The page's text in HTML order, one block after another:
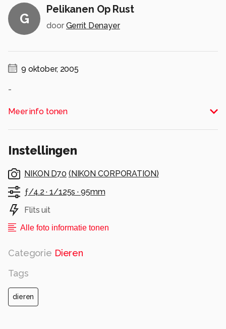
G
Pelikanen Op Rust
door Gerrit Denayer
9 oktober, 2005
-
Alle rechten voorbehouden
Meer info tonen
Instellingen
NIKON D70 (NIKON CORPORATION)
ƒ/4.2 ·1/125s · 95mm
Flits uit
Alle foto informatie tonen
Categorie Dieren
Tags
dieren